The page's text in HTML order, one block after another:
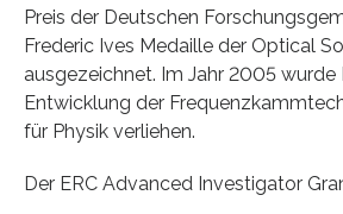
Preis der Deutschen
Frederic Ives Medaille der Optical
ausgezeichnet. Im Jahr 2005 wurde
Entwicklung der
für Physik verliehen.
Der ERC Advanced Investigator